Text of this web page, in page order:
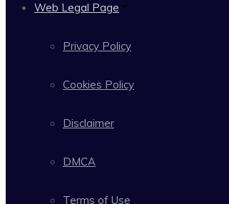
Web Legal Page
Privacy Policy
Cookies Policy
Disclaimer
DMCA
Terms of Use